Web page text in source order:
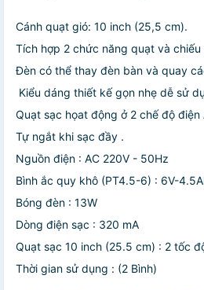
Cánh quạt gió: 10 inch (25,5 cm).
Tích hợp 2 chức năng quạt và chiếu
Đèn có thể thay đèn bàn và quay
Kiểu dáng thiết kế gọn nhẹ dễ sử
Quạt sạc họat động ở 2 chế độ điện
Tự ngắt khi sạc đầy .
Nguồn điện : AC 220V - 50Hz
Bình ắc quy khô (PT4.5-6) : 6V-
Bóng đèn : 13W
Dòng điện sạc : 320 mA
Quạt sạc 10 inch (25.5 cm) : 2 tốc
Thời gian sử dụng : (2 Bình)